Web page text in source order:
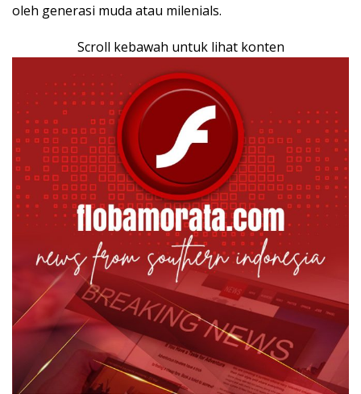
oleh generasi muda atau milenials.
Scroll kebawah untuk lihat konten